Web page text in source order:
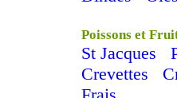
Poissons et
St Jacques
Crevettes